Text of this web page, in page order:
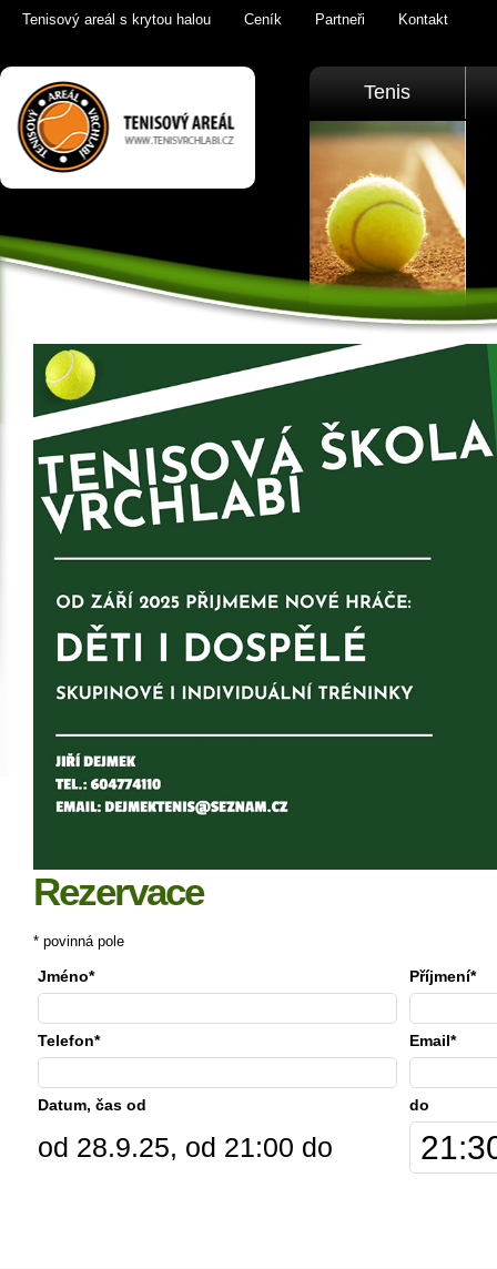
Tenisový areál s krytou halou Ceník Partneři Kontakt
Tenis Vrchlabí
golfový trenažér,
sauna,
KrkonošeTenis
Tenis
Rezervace
* povinná pole
Jméno* Příjmení*
Telefon* Email*
Datum, čas od do
od 28.9.25, od 21:00 do